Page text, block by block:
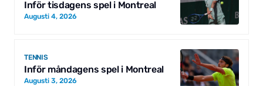
Inför tisdagens spel i Montreal
Augusti 4, 2026
TENNIS
Inför måndagens spel i Montreal
Augusti 3, 2026